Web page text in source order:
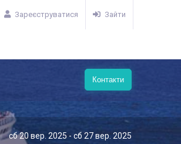
Зареєструватися Зайти
Контакти
сб 20 вер. 2025 - сб 27 вер. 2025